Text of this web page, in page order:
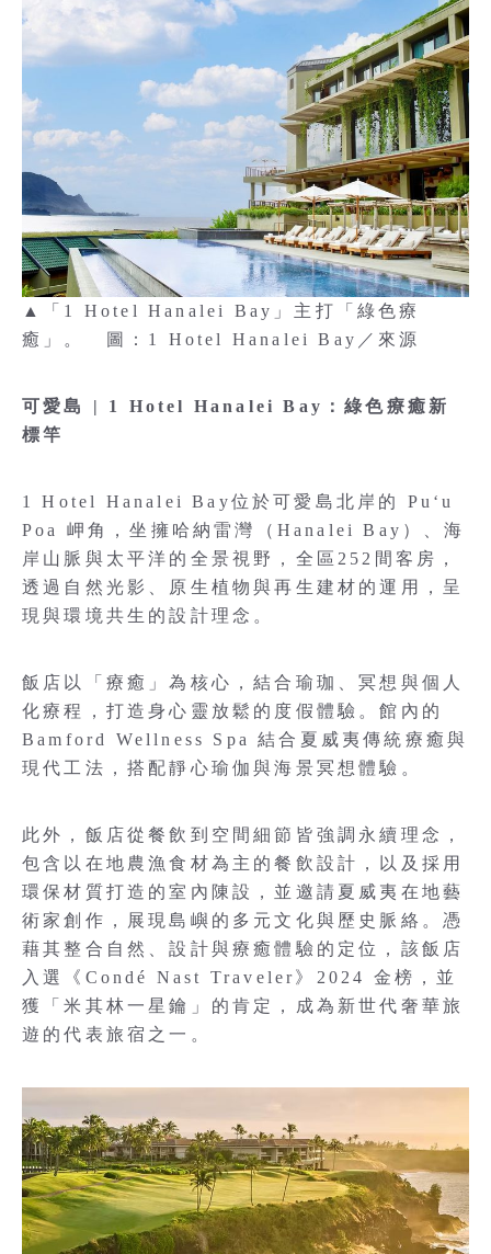
▲「1 Hotel Hanalei Bay」主打「綠色療
癒」。 圖：1 Hotel Hanalei Bay／來源
可愛島 | 1 Hotel Hanalei Bay：綠色療癒新
標竿
1 Hotel Hanalei Bay位於可愛島北岸的 Puʻu
Poa 岬角，坐擁哈納雷灣（Hanalei Bay）、海
岸山脈與太平洋的全景視野，全區252間客房，
透過自然光影、原生植物與再生建材的運用，呈
現與環境共生的設計理念。
飯店以「療癒」為核心，結合瑜珈、冥想與個人
化療程，打造身心靈放鬆的度假體驗。館內的
Bamford Wellness Spa 結合夏威夷傳統療癒與
現代工法，搭配靜心瑜伽與海景冥想體驗。
此外，飯店從餐飲到空間細節皆強調永續理念，
包含以在地農漁食材為主的餐飲設計，以及採用
環保材質打造的室內陳設，並邀請夏威夷在地藝
術家創作，展現島嶼的多元文化與歷史脈絡。憑
藉其整合自然、設計與療癒體驗的定位，該飯店
入選《Condé Nast Traveler》2024 金榜，並
獲「米其林一星鑰」的肯定，成為新世代奢華旅
遊的代表旅宿之一。